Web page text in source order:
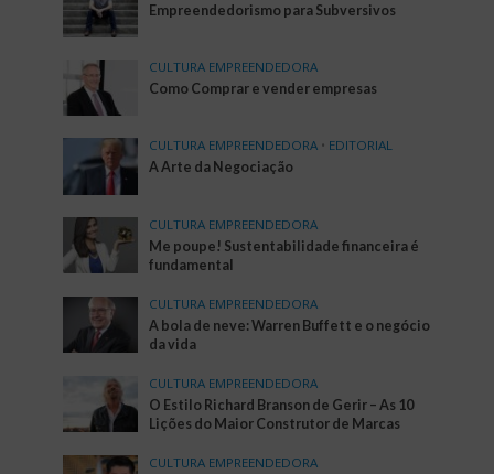
Empreendedorismo para Subversivos
CULTURA EMPREENDEDORA
Como Comprar e vender empresas
CULTURA EMPREENDEDORA • EDITORIAL
A Arte da Negociação
CULTURA EMPREENDEDORA
Me poupe! Sustentabilidade financeira é
fundamental
CULTURA EMPREENDEDORA
A bola de neve: Warren Buffett e o negócio
da vida
CULTURA EMPREENDEDORA
O Estilo Richard Branson de Gerir – As 10
Lições do Maior Construtor de Marcas
CULTURA EMPREENDEDORA